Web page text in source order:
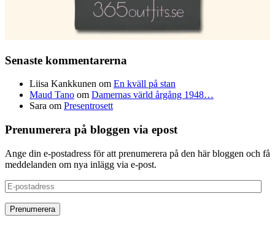
Senaste kommentarerna
Liisa Kankkunen om En kväll på stan
Maud Tano om Damernas värld årgång 1948…
Sara om Presentrosett
Prenumerera på bloggen via epost
Ange din e-postadress för att prenumerera på den här bloggen och få
meddelanden om nya inlägg via e-post.
E-
postadress